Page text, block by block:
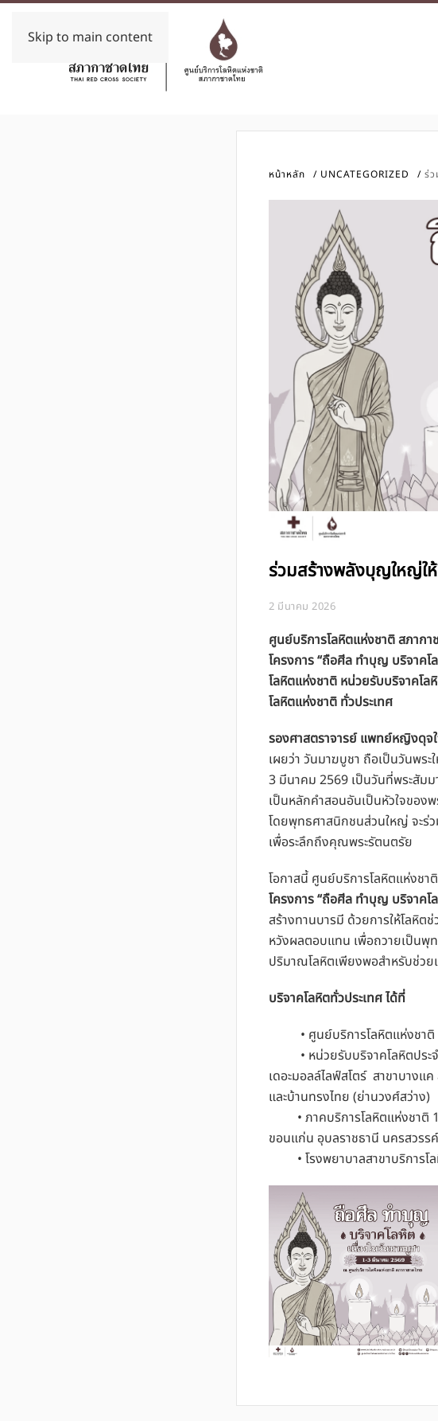
Skip to main content
หน้าหลัก UNCATEGORIZED ร่
ร่วมสร้างพลังบุญใหญ่ใ
2 มีนาคม 2026
ศูนย์บริการโลหิตแห่งชาติ สภาก
โครงการ “ถือศีล ทำบุญ บริจาค
โลหิตแห่งชาติ หน่วยรับบริจาคโล
โลหิตแห่งชาติ ทั่วประเทศ
รองศาสตราจารย์ แพทย์หญิงดุจ
เผยว่า วันมาฆบูชา ถือเป็นวันพ
3 มีนาคม 2569 เป็นวันที่พระสัม
เป็นหลักคำสอนอันเป็นหัวใจของ
โดยพุทธศาสนิกชนส่วนใหญ่ จะร่
เพื่อระลึกถึงคุณพระรัตนตรัย
โอกาสนี้ ศูนย์บริการโลหิตแห่งช
โครงการ“ถือศีล ทำบุญ บริจาคโ
สร้างทานบารมี ด้วยการให้โลหิต
หวังผลตอบแทน เพื่อถวายเป็นพุ
ปริมาณโลหิตเพียงพอสำหรับช่วย
บริจาคโลหิตทั่วประเทศ ได้ที่
• ศูนย์บริการโลหิตแห่งชาติ
• หน่วยรับบริจาคโลหิตประจ
เดอะมอลล์ไลฟ์สโตร์ สาขาบางแ
และบ้านทรงไทย (ย่านวงศ์สว่าง)
• ภาคบริการโลหิตแห่งชาติ
ขอนแก่น อุบลราชธานี นครสวรร
• โรงพยาบาลสาขาบริการโล